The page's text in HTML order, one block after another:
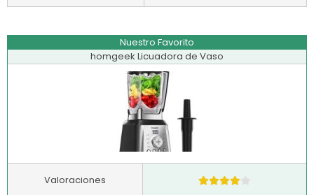
Nuestro Favorito
homgeek Licuadora de Vaso
Valoraciones